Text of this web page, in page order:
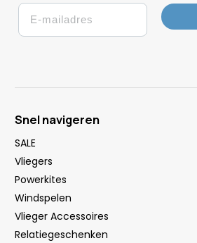
Email
Snel navigeren
SALE
Vliegers
Powerkites
Windspelen
Vlieger Accessoires
Relatiegeschenken